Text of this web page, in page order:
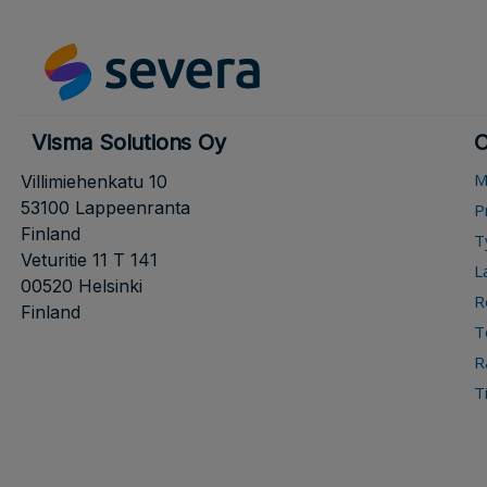
Visma Solutions Oy
Villimiehenkatu 10
53100 Lappeenranta
Finland
Veturitie 11 T 141
00520 Helsinki
Finland